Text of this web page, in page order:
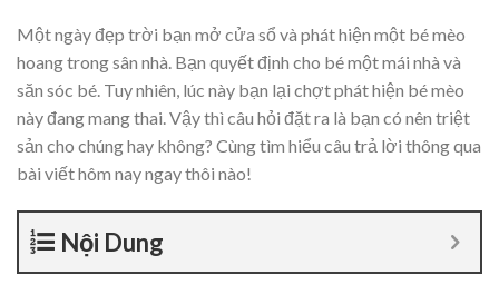
Một ngày đẹp trời bạn mở cửa sổ và phát hiện một bé mèo
hoang trong sân nhà. Bạn quyết định cho bé một mái nhà và
săn sóc bé. Tuy nhiên, lúc này bạn lại chợt phát hiện bé mèo
này đang mang thai. Vậy thì câu hỏi đặt ra là bạn có nên triệt
sản cho chúng hay không? Cùng tìm hiểu câu trả lời thông qua
bài viết hôm nay ngay thôi nào!
Nội Dung